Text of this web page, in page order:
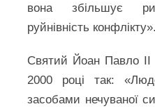
вона збільшує
руйнівність конфлікту».
Святий Йоан Павло
2000 році так:
засобами нечуваної